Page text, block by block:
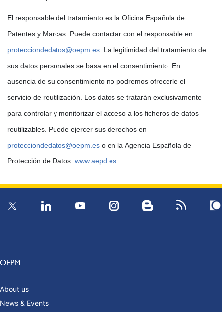
El responsable del tratamiento es la Oficina Española de
Patentes y Marcas. Puede contactar con el responsable en
protecciondedatos@oepm.es
sus datos personales se basa en el consentimiento. En
ausencia de su consentimiento no podremos ofrecerle el
servicio de reutilización. Los datos se tratarán exclusivamente
para controlar y monitorizar el acceso a los ficheros de datos
reutilizables. Puede ejercer sus derechos en
protecciondedatos@oepm.es
Protección de Datos. www.aepd.es
OEPM
About us
News & Events